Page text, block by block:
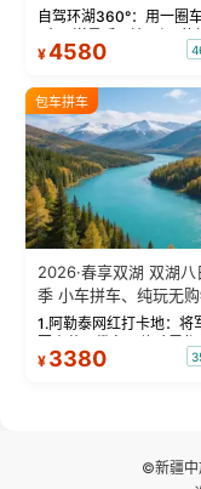
物！
自驾环湖360°：用一圈
“大西洋最后一滴眼泪”
蓝。 赛湖旅拍：甄选多
绝美瞬间。 赛湖坦克
频：专业摄影师...
¥4580
包车拼车
2026·春享双湖 双湖八
季 小车拼车、纯玩无购
1.阿勒泰网红打卡地：将
军山落日缆车，体验雪
将军山，夕阳派对，蹦
¥ 3380
©新疆中